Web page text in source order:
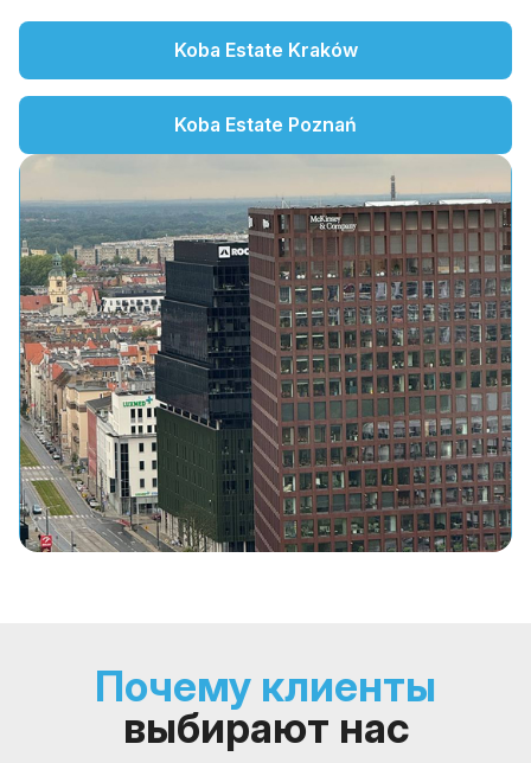
Koba Estate Kraków
Koba Estate Poznań
Почему клиенты
выбирают нас